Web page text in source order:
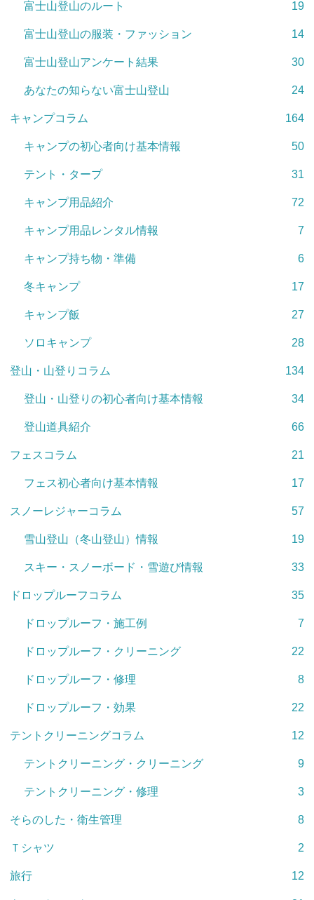
富士山登山のルート 19
富士山登山の服装・ファッション 14
富士山登山アンケート結果 30
あなたの知らない富士山登山 24
キャンプコラム 164
キャンプの初心者向け基本情報 50
テント・タープ 31
キャンプ用品紹介 72
キャンプ用品レンタル情報 7
キャンプ持ち物・準備 6
冬キャンプ 17
キャンプ飯 27
ソロキャンプ 28
登山・山登りコラム 134
登山・山登りの初心者向け基本情報 34
登山道具紹介 66
フェスコラム 21
フェス初心者向け基本情報 17
スノーレジャーコラム 57
雪山登山（冬山登山）情報 19
スキー・スノーボード・雪遊び情報 33
ドロップルーフコラム 35
ドロップルーフ・施工例 7
ドロップルーフ・クリーニング 22
ドロップルーフ・修理 8
ドロップルーフ・効果 22
テントクリーニングコラム 12
テントクリーニング・クリーニング 9
テントクリーニング・修理 3
そらのした・衛生管理 8
Ｔシャツ 2
旅行 12